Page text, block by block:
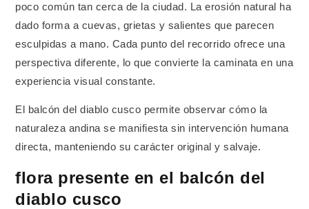
poco común tan cerca de la ciudad. La erosión natural ha
dado forma a cuevas, grietas y salientes que parecen
esculpidas a mano. Cada punto del recorrido ofrece una
perspectiva diferente, lo que convierte la caminata en una
experiencia visual constante.
El balcón del diablo cusco permite observar cómo la
naturaleza andina se manifiesta sin intervención humana
directa, manteniendo su carácter original y salvaje.
flora presente en el balcón del
diablo cusco